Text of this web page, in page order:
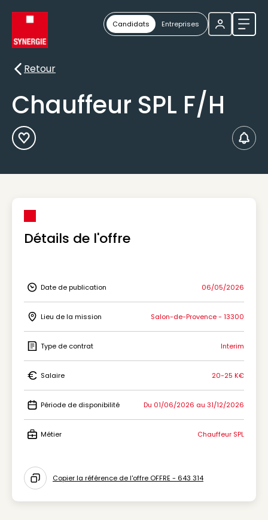
Candidats Entreprises
Retour
Retour
Chauffeur SPL F/H
Ajouter aux Favoris
Détails de l'offre
Icon Date de publication
Date de publication 06/05/2026
Icon Lieu de la mission
Lieu de la mission Salon-de-Provence - 13300
Icon Type de contrat
Type de contrat Interim
Icon Salaire
Salaire 20-25 K€
Icon Période de disponibilité
Période de disponibilité Du 01/06/2026 au 31/12/2026
Métier Chauffeur SPL
Icon copy to clipboard
Copier la référence de l'offre OFFRE - 643 314